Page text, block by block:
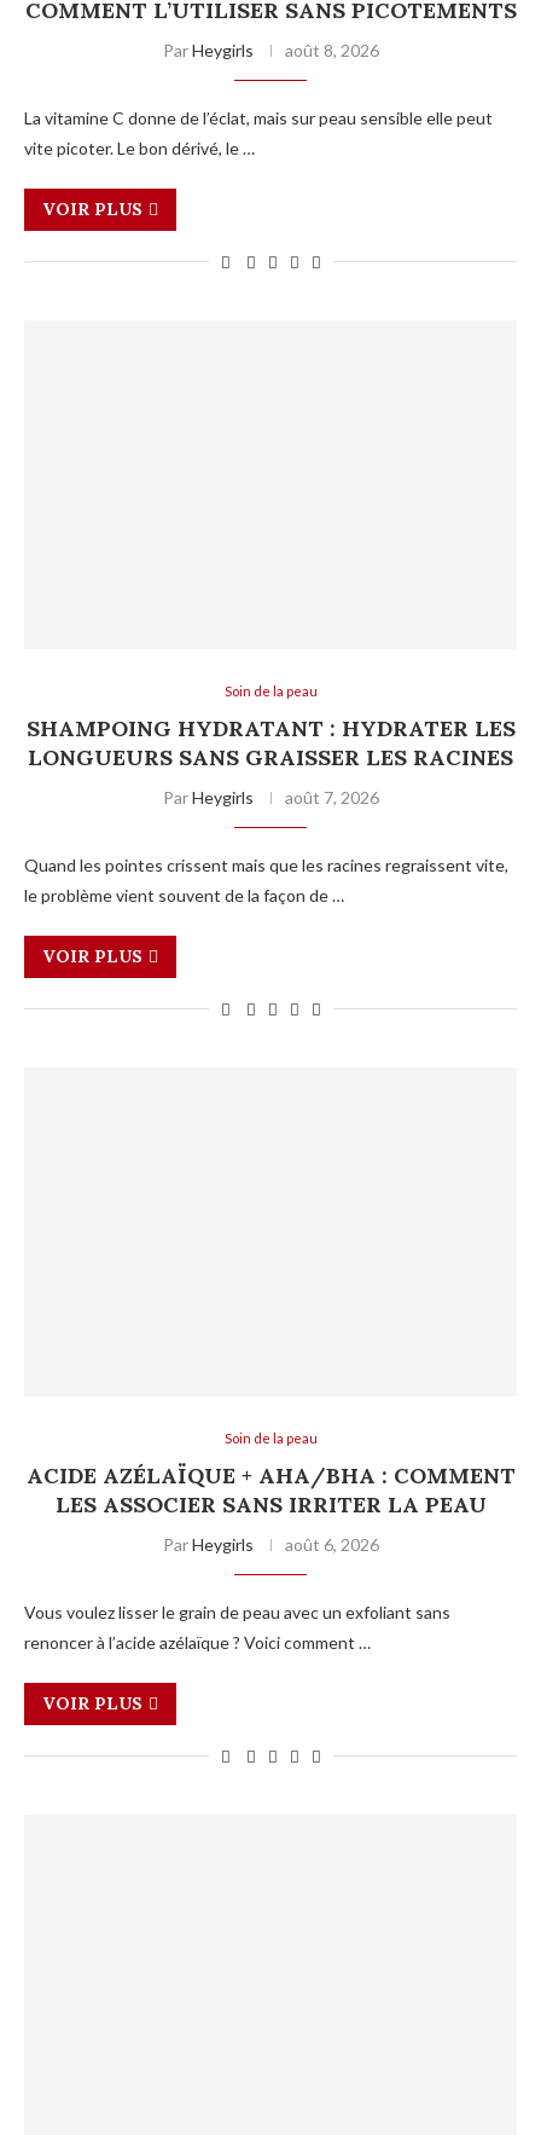
COMMENT L’UTILISER SANS PICOTEMENTS
ParHeygirls août 8, 2026
La vitamine C donne de l’éclat, mais sur peau sensible elle peut
vite picoter. Le bon dérivé, le …
VOIR PLUS
Soin de la peau
SHAMPOING HYDRATANT : HYDRATER LES
LONGUEURS SANS GRAISSER LES RACINES
ParHeygirls août 7, 2026
Quand les pointes crissent mais que les racines regraissent vite,
le problème vient souvent de la façon de …
VOIR PLUS
Soin de la peau
ACIDE AZÉLAÏQUE + AHA/BHA : COMMENT
LES ASSOCIER SANS IRRITER LA PEAU
ParHeygirls août 6, 2026
Vous voulez lisser le grain de peau avec un exfoliant sans
renoncer à l’acide azélaïque ? Voici comment …
VOIR PLUS